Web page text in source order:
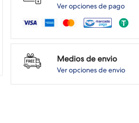
Ver opciones de pago
Medios de envio
Ver opciones de envio